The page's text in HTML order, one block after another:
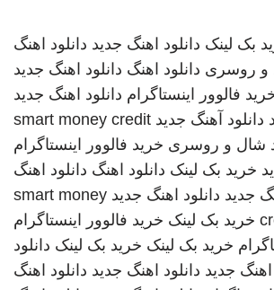
بک لینک دانلود اهنگ جدید دانلود اهنگ
و روسری دانلود اهنگ دانلود اهنگ جدید
فالوور اینستاگرام دانلود اهنگ جدید
دانلود آهنگ جدید smart money credit
شال و روسری خرید فالوور اینستاگرام
خرید بک لینک دانلود اهنگ دانلود اهنگ
جدید دانلود اهنگ جدید smart money
خرید بک لینک خرید فالوور اینستاگرام
خرید بک لینک خرید بک لینک دانلود
اهنگ جدید دانلود اهنگ جدید دانلود اهنگ